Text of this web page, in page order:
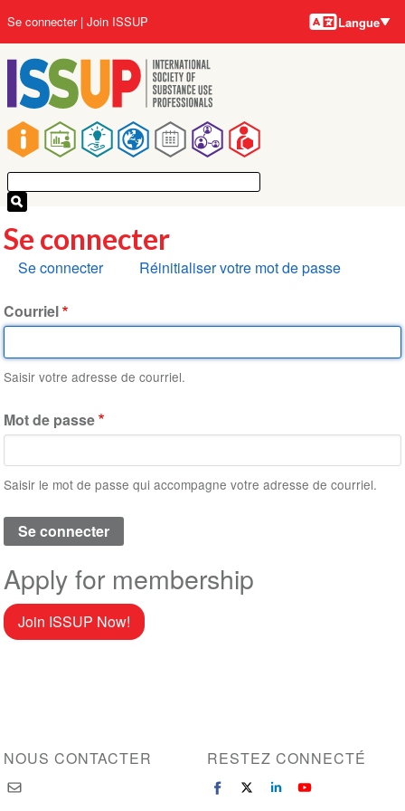
au
contenu
principal
Main
navigation
User
account
menu
Se connecter Join ISSUP Langues
Langue
Se connecter
Onglets
Se connecter Réinitialiser votre mot de passe
Courriel
Saisir votre adresse de courriel.
Mot de passe
Saisir le mot de passe qui accompagne votre adresse de courriel.
Apply for membership
Join ISSUP Now!
NOUS CONTACTER RESTEZ CONNECTÉ